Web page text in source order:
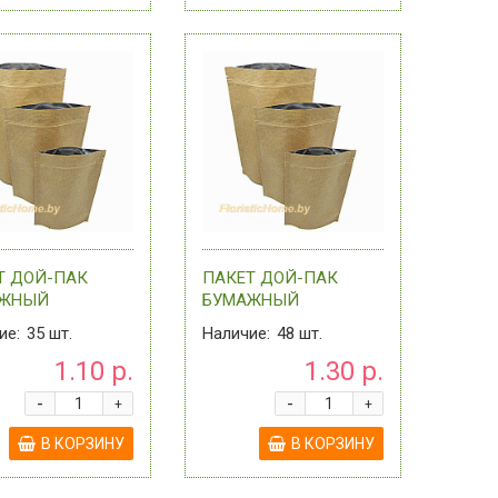
ДОЙ-ПАК
С ЗИП-
13,5 СМ Х
+ (3,5+3,5) , 0 -
35 шт.
1.10 р.
+
-
В КОРЗИНУ
ПАКЕТ ДОЙ-ПАК
БУМАЖНЫЙ
ДВУХСЛОЙНЫЙ
(МЕТАЛЛ), С ЗИП-
ЗАМКОМ, 16 СМ Х 25
СМ + (4,5+4,5) , 0 - В
АССОРТИ
Наличие: 48 шт.
1.30 р.
+
-
В КОРЗИНУ